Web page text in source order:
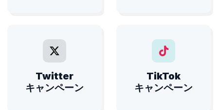
Twitter
キャンペーン
TikTok
キャンペーン